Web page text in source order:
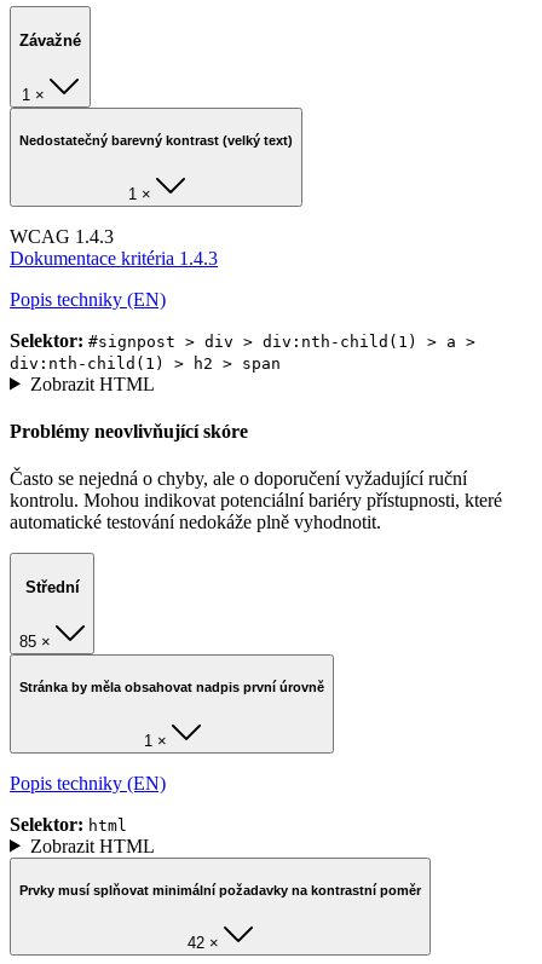
Závažné
1 ×
Nedostatečný barevný kontrast (velký text)
1 ×
WCAG 1.4.3
Dokumentace kritéria 1.4.3
Popis techniky (EN)
Selektor: #signpost > div > div:nth-child(1) > a >
div:nth-child(1) > h2 > span
Zobrazit HTML
Problémy neovlivňující skóre
Často se nejedná o chyby, ale o doporučení vyžadující ruční
kontrolu. Mohou indikovat potenciální bariéry přístupnosti, které
automatické testování nedokáže plně vyhodnotit.
Střední
85 ×
Stránka by měla obsahovat nadpis první úrovně
1 ×
Popis techniky (EN)
Selektor: html
Zobrazit HTML
Prvky musí splňovat minimální požadavky na kontrastní poměr
42 ×